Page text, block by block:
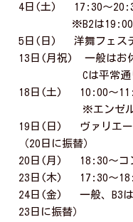
4日(土) 17:30〜
※B2は19:00
5日(日) 洋舞フェステ
13日(月祝) 一般はお
Cは平常通り
18日(土) 10:00〜
※エンゼルは
19日(日) ヴァリエー
（20日に振替）
20日(月) 18:30〜コン
23日(木) 17:30〜
24日(金) 一般、B3は
23日に振替）